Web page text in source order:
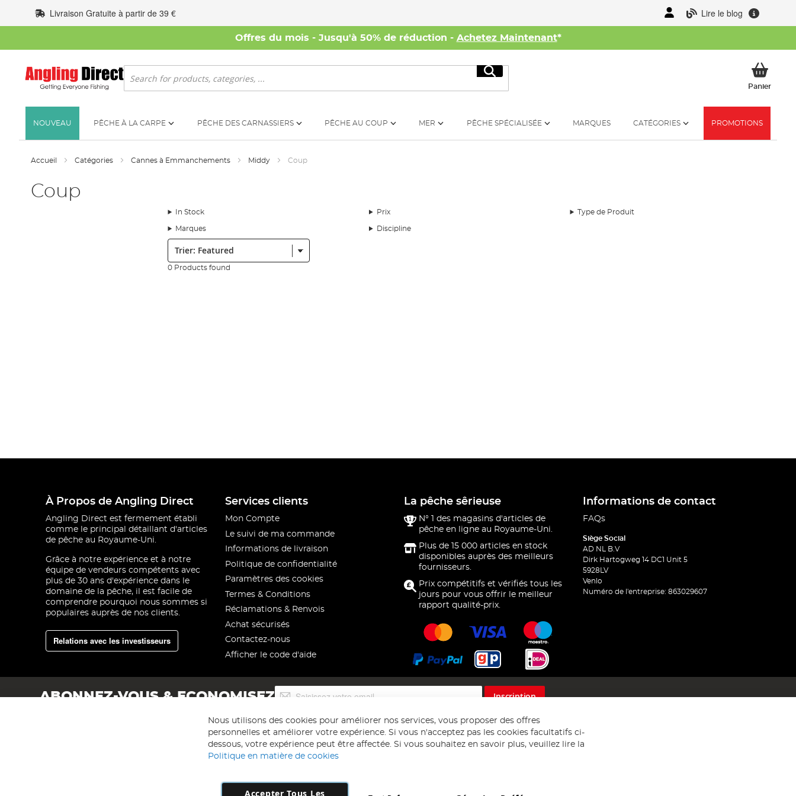
au
contenu
Lire le blog
Livraison Gratuite à partir de 39 €
Offres du mois - Jusqu'à 50% de réduction - Achetez Maintenant*
Rechercher
Rechercher
PanierMon
NOUVEAU PÊCHE À LA CARPE PÊCHE DES CARNASSIERS PÊCHE AU COUP MER PÊCHE SPÉCIALISÉE MARQUES CATÉGORIES PROMOTIONS
Accueil Catégories Cannes à Emmanchements Middy Coup
Coup
In Stock Prix Type de Produit
Marques Discipline
Trier:
0 Products found
À Propos de Angling Direct
Angling Direct est fermement établi
comme le principal détaillant d'articles
de pêche au Royaume-Uni.
Grâce à notre expérience et à notre
équipe de vendeurs compétents avec
plus de 30 ans d'expérience dans le
domaine de la pêche, il est facile de
comprendre pourquoi nous sommes si
populaires auprès de nos clients.
Relations avec les investisseurs
Services clients
Mon Compte
Le suivi de ma commande
Informations de livraison
Politique de confidentialité
Paramètres des cookies
Termes & Conditions
Réclamations & Renvois
Achat sécurisés
Contactez-nous
Afficher le code d'aide
La pêche sêrieuse
N° 1 des magasins d'articles de
pêche en ligne au Royaume-Uni.
Plus de 15 000 articles en stock
disponibles auprès des meilleurs
fournisseurs.
Prix compétitifs et vérifiés tous les
jours pour vous offrir le meilleur
rapport qualité-prix.
Informations de contact
FAQs
Siège Social
AD NL B.V
Dirk Hartogweg 14 DC1 Unit 5
5928LV
Venlo
Numéro de l'entreprise: 863029607
ABONNEZ-VOUS & ECONOMISEZ
lettre
d’information
:
Inscription
Nous utilisons des cookies pour améliorer nos services, vous proposer des offres
personnelles et améliorer votre expérience. Si vous n'acceptez pas les cookies facultatifs ci-
dessous, votre expérience peut être affectée. Si vous souhaitez en savoir plus, veuillez lire la
Politique en matière de cookies
Accepter Tous Les